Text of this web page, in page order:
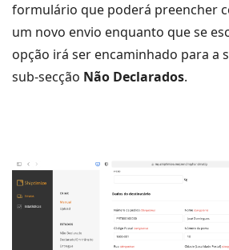
formulário que poderá preencher
um novo envio enquanto que se
opção irá ser encaminhado para a
sub-secção Não Declarados.